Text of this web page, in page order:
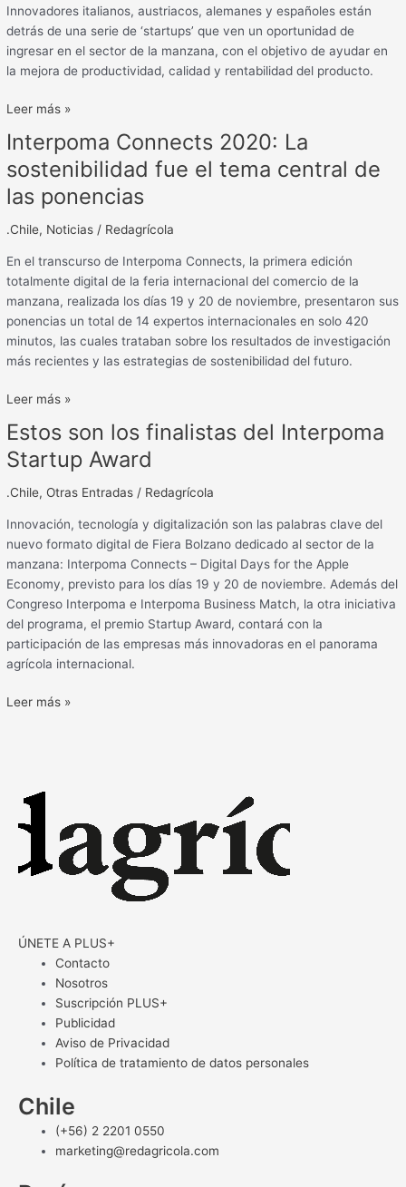
Innovadores italianos, austriacos, alemanes y españoles están
detrás de una serie de ‘startups’ que ven un oportunidad de
ingresar en el sector de la manzana, con el objetivo de ayudar en
la mejora de productividad, calidad y rentabilidad del producto.
Leer más »
Interpoma Connects 2020: La
sostenibilidad fue el tema central de
las ponencias
.Chile, Noticias / Redagrícola
En el transcurso de Interpoma Connects, la primera edición
totalmente digital de la feria internacional del comercio de la
manzana, realizada los días 19 y 20 de noviembre, presentaron sus
ponencias un total de 14 expertos internacionales en solo 420
minutos, las cuales trataban sobre los resultados de investigación
más recientes y las estrategias de sostenibilidad del futuro.
Interpoma
Connects
2020:
La
fue
el
tema
central
de
las
ponencias
Leer más »
Estos son los finalistas del Interpoma
Startup Award
.Chile, Otras Entradas / Redagrícola
Innovación, tecnología y digitalización son las palabras clave del
nuevo formato digital de Fiera Bolzano dedicado al sector de la
manzana: Interpoma Connects – Digital Days for the Apple
Economy, previsto para los días 19 y 20 de noviembre. Además del
Congreso Interpoma e Interpoma Business Match, la otra iniciativa
del programa, el premio Startup Award, contará con la
participación de las empresas más innovadoras en el panorama
agrícola internacional.
Estos
son
los
finalistas
Interpoma
Startup
Award
Leer más »
ÚNETE A PLUS+
Contacto
Nosotros
Suscripción PLUS+
Publicidad
Aviso de Privacidad
Política de tratamiento de datos personales
Chile
(+56) 2 2201 0550
marketing@redagricola.com